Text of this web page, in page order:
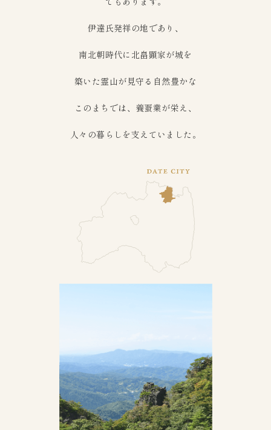
伊達氏発祥の地であり、
南北朝時代に北畠顕家が城を
築いた霊山が見守る自然豊かな
このまちでは、養蚕業が栄え、
人々の暮らしを支えていました。